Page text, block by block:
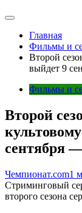
Главная
Фильмы и
Второй
выйдет 9
Фильмы и
Второй
сентября
Чемпионат.com1
Стриминговый
второго сезона